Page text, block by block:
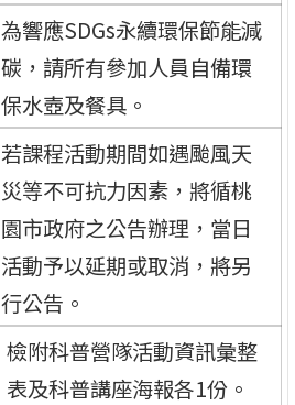
為響應SDGs永續環保節能減
碳，請所有參加人員自備環
保水壺及餐具。
若課程活動期間如遇颱風天
災等不可抗力因素，將循桃
園市政府之公告辦理，當日
活動予以延期或取消，將另
行公告。
檢附科普營隊活動資訊彙整
表及科普講座海報各1份。